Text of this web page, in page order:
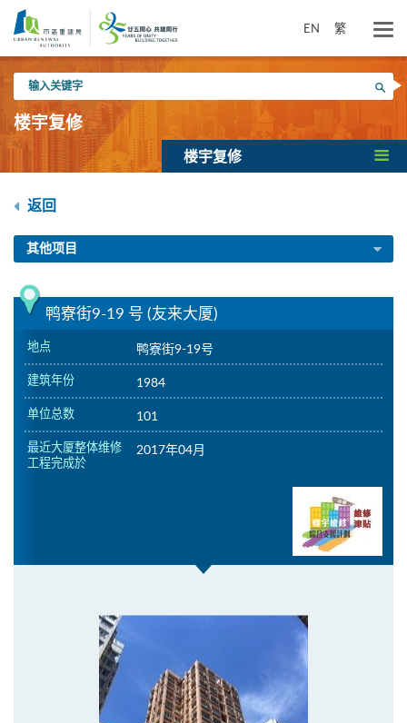
内
EN 繁
入
关
键
搜寻
楼宇复修
楼宇复修
返回
其他项目
鸭寮街9-19 号 (友来大厦)
地点 鸭寮街9-19号
建筑年份 1984
单位总数 101
最近大厦整体维修
工程完成於
2017年04月